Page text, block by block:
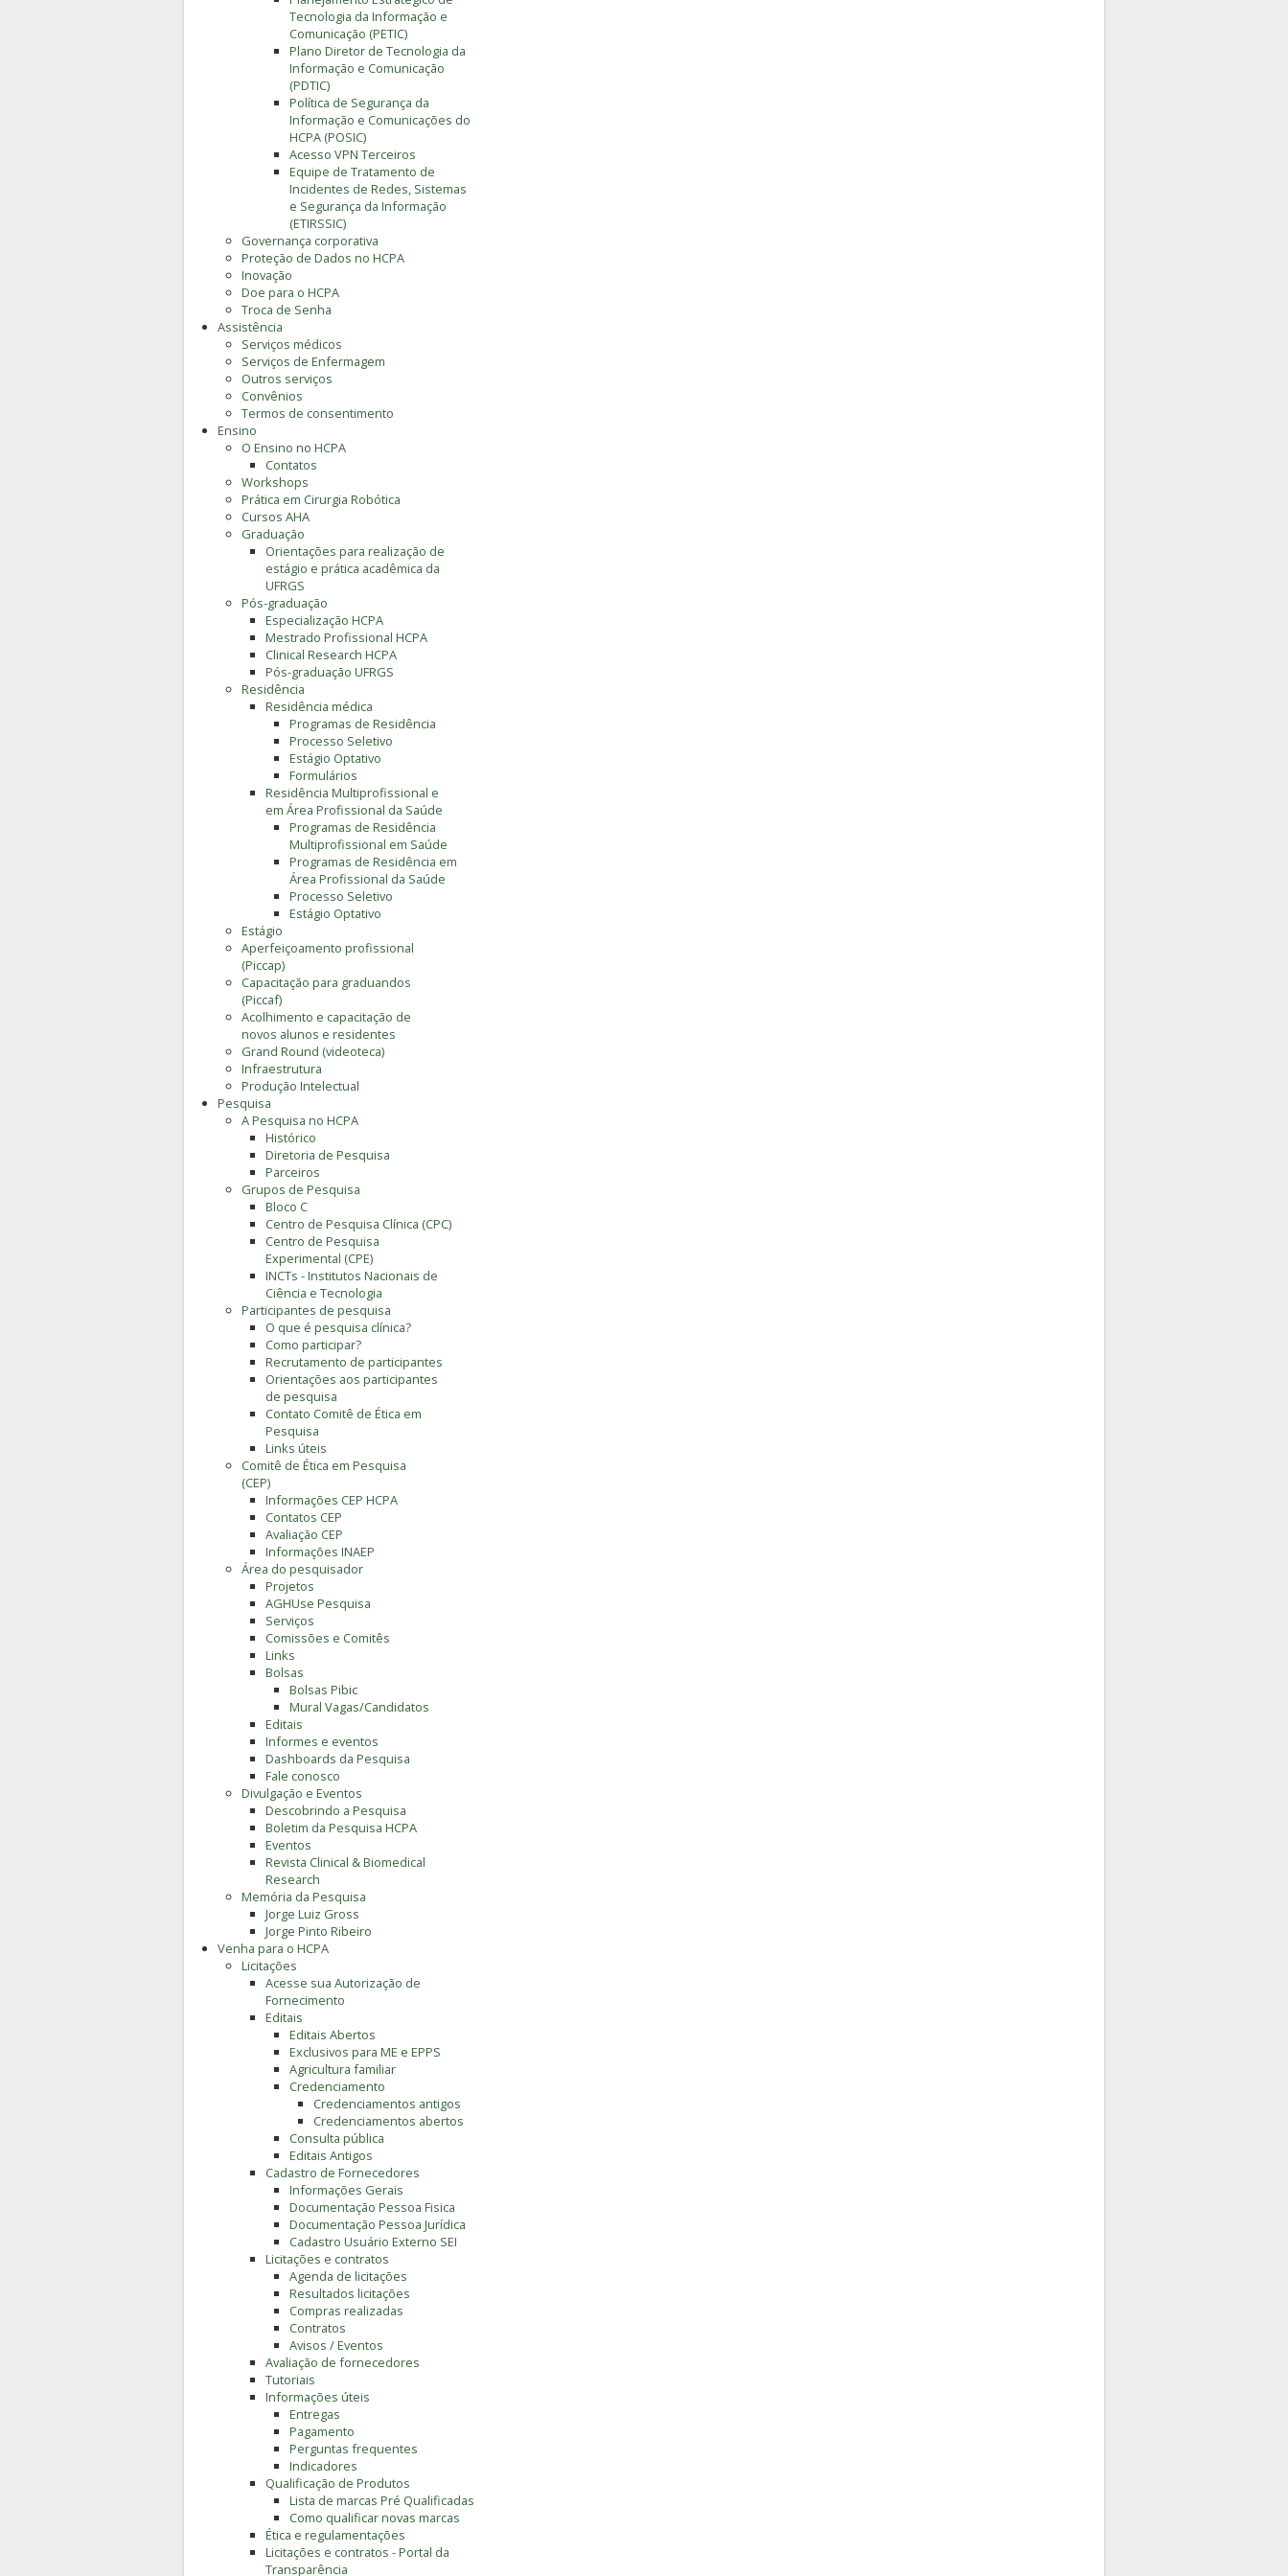
Tecnologia da Informação e
Comunicação (PETIC)
Plano Diretor de Tecnologia da
Informação e Comunicação
(PDTIC)
Política de Segurança da
Informação e Comunicações do
HCPA (POSIC)
Acesso VPN Terceiros
Equipe de Tratamento de
Incidentes de Redes, Sistemas
e Segurança da Informação
(ETIRSSIC)
Governança corporativa
Proteção de Dados no HCPA
Inovação
Doe para o HCPA
Troca de Senha
Assistência
Serviços médicos
Serviços de Enfermagem
Outros serviços
Convênios
Termos de consentimento
Ensino
O Ensino no HCPA
Contatos
Workshops
Prática em Cirurgia Robótica
Cursos AHA
Graduação
Orientações para realização de
estágio e prática acadêmica da
UFRGS
Pós-graduação
Especialização HCPA
Mestrado Profissional HCPA
Clinical Research HCPA
Pós-graduação UFRGS
Residência
Residência médica
Programas de Residência
Processo Seletivo
Estágio Optativo
Formulários
Residência Multiprofissional e
em Área Profissional da Saúde
Programas de Residência
Multiprofissional em Saúde
Programas de Residência em
Área Profissional da Saúde
Processo Seletivo
Estágio Optativo
Estágio
Aperfeiçoamento profissional
(Piccap)
Capacitação para graduandos
(Piccaf)
Acolhimento e capacitação de
novos alunos e residentes
Grand Round (videoteca)
Infraestrutura
Produção Intelectual
Pesquisa
A Pesquisa no HCPA
Histórico
Diretoria de Pesquisa
Parceiros
Grupos de Pesquisa
Bloco C
Centro de Pesquisa Clínica (CPC)
Centro de Pesquisa
Experimental (CPE)
INCTs - Institutos Nacionais de
Ciência e Tecnologia
Participantes de pesquisa
O que é pesquisa clínica?
Como participar?
Recrutamento de participantes
Orientações aos participantes
de pesquisa
Contato Comitê de Ética em
Pesquisa
Links úteis
Comitê de Ética em Pesquisa
(CEP)
Informações CEP HCPA
Contatos CEP
Avaliação CEP
Informações INAEP
Área do pesquisador
Projetos
AGHUse Pesquisa
Serviços
Comissões e Comitês
Links
Bolsas
Bolsas Pibic
Mural Vagas/Candidatos
Editais
Informes e eventos
Dashboards da Pesquisa
Fale conosco
Divulgação e Eventos
Descobrindo a Pesquisa
Boletim da Pesquisa HCPA
Eventos
Revista Clinical & Biomedical
Research
Memória da Pesquisa
Jorge Luiz Gross
Jorge Pinto Ribeiro
Venha para o HCPA
Licitações
Acesse sua Autorização de
Fornecimento
Editais
Editais Abertos
Exclusivos para ME e EPPS
Agricultura familiar
Credenciamento
Credenciamentos antigos
Credenciamentos abertos
Consulta pública
Editais Antigos
Cadastro de Fornecedores
Informações Gerais
Documentação Pessoa Fisica
Documentação Pessoa Jurídica
Cadastro Usuário Externo SEI
Licitações e contratos
Agenda de licitações
Resultados licitações
Compras realizadas
Contratos
Avisos / Eventos
Avaliação de fornecedores
Tutoriais
Informações úteis
Entregas
Pagamento
Perguntas frequentes
Indicadores
Qualificação de Produtos
Lista de marcas Pré Qualificadas
Como qualificar novas marcas
Ética e regulamentações
Licitações e contratos - Portal da
Transparência